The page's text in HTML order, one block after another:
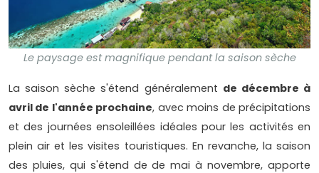
Le paysage est magnifique pendant la saison sèche
La saison sèche s'étend généralement de décembre à
avril de l'année prochaine, avec moins de précipitations
et des journées ensoleillées idéales pour les activités en
plein air et les visites touristiques. En revanche, la saison
des pluies, qui s'étend de de mai à novembre, apporte